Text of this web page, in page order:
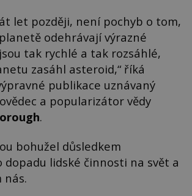
let později, není pochyb o tom,
odehrávají výrazné
tak rychlé a tak rozsáhlé,
zasáhl asteroid,“ říká
publikace uznávaný
a popularizátor vědy
.
bohužel důsledkem
dopadu lidské činnosti na svět a
nás.